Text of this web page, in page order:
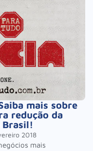
mais sobre
redução da
Brasil!
2018
mais